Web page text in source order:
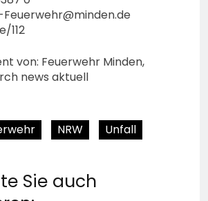
112
von: Feuerwehr Minden,
news aktuell
NRW Unfall
Sie auch